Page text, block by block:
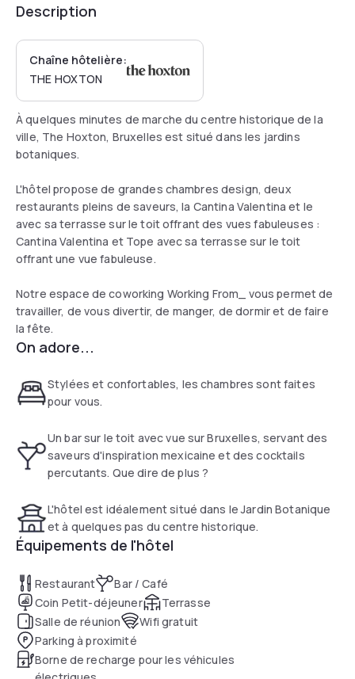
Description
Chaîne hôtelière:
THE HOXTON
À quelques minutes de marche du centre historique de la
ville, The Hoxton, Bruxelles est situé dans les jardins
botaniques.
L'hôtel propose de grandes chambres design, deux
restaurants pleins de saveurs, la Cantina Valentina et le
avec sa terrasse sur le toit offrant des vues fabuleuses :
Cantina Valentina et Tope avec sa terrasse sur le toit
offrant une vue fabuleuse.
Notre espace de coworking Working From_ vous permet de
travailler, de vous divertir, de manger, de dormir et de faire
la fête.
On adore...
Stylées et confortables, les chambres sont faites
pour vous.
Un bar sur le toit avec vue sur Bruxelles, servant des
saveurs d'inspiration mexicaine et des cocktails
percutants. Que dire de plus ?
L'hôtel est idéalement situé dans le Jardin Botanique
et à quelques pas du centre historique.
Équipements de l'hôtel
Restaurant
Bar / Café
Coin Petit-déjeuner
Terrasse
Salle de réunion
Wifi gratuit
Parking à proximité
Borne de recharge pour les véhicules